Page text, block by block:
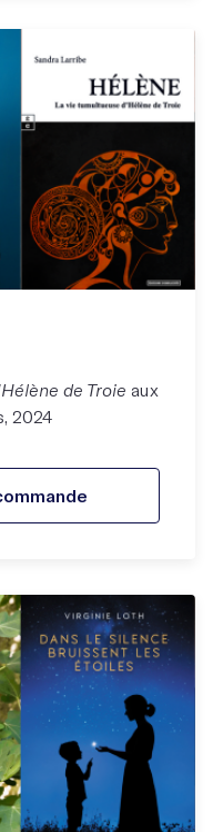
de Troie aux
2024